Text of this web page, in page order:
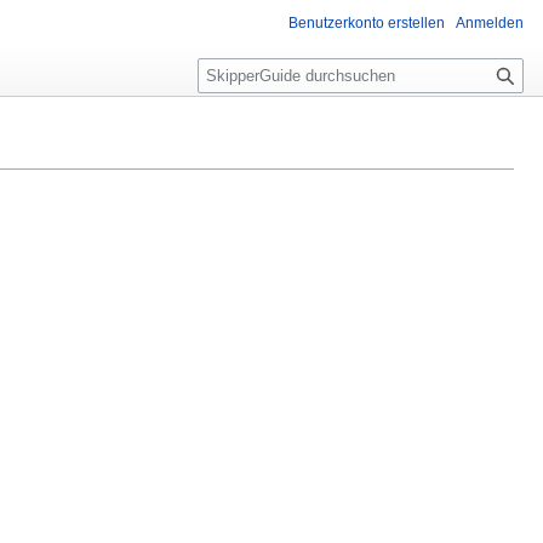
Benutzerkonto erstellen Anmelden
S
u
e